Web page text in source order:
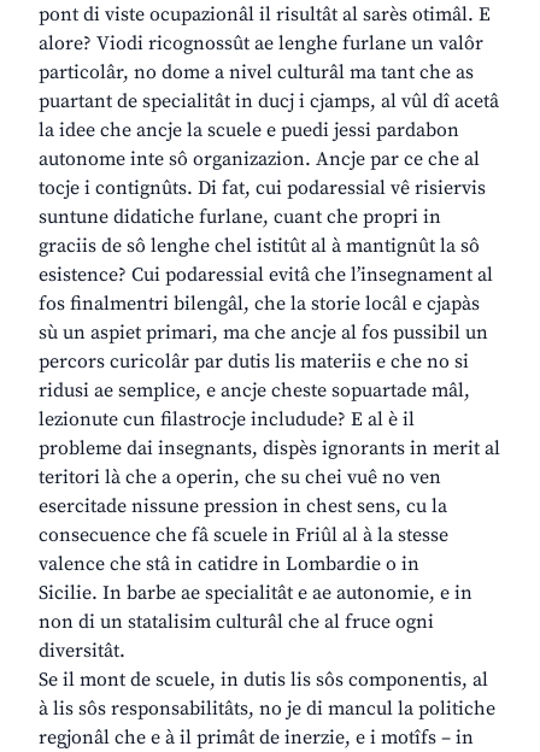
pont di viste ocupazionâl il risultât al sarès otimâl. E
alore? Viodi ricognossût ae lenghe furlane un valôr
particolâr, no dome a nivel culturâl ma tant che as
puartant de specialitât in ducj i cjamps, al vûl dî acetâ
la idee che ancje la scuele e puedi jessi pardabon
autonome inte sô organizazion. Ancje par ce che al
tocje i contignûts. Di fat, cui podaressial vê risiervis
suntune didatiche furlane, cuant che propri in
graciis de sô lenghe chel istitût al à mantignût la sô
esistence? Cui podaressial evitâ che l’insegnament al
fos finalmentri bilengâl, che la storie locâl e cjapàs
sù un aspiet primari, ma che ancje al fos pussibil un
percors curicolâr par dutis lis materiis e che no si
ridusi ae semplice, e ancje cheste sopuartade mâl,
lezionute cun filastrocje includude? E al è il
probleme dai insegnants, dispès ignorants in merit al
teritori là che a operin, che su chei vuê no ven
esercitade nissune pression in chest sens, cu la
consecuence che fâ scuele in Friûl al à la stesse
valence che stâ in catidre in Lombardie o in
Sicilie. In barbe ae specialitât e ae autonomie, e in
non di un statalisim culturâl che al fruce ogni
diversitât.
Se il mont de scuele, in dutis lis sôs componentis, al
à lis sôs responsabilitâts, no je di mancul la politiche
regjonâl che e à il primât de inerzie, e i motîfs – in